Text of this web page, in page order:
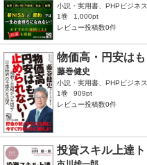
小説・実用書、PHPビジネ
1巻
1,000pt
レビュー投稿数0件
物価高・円安は
藤巻健史
小説・実用書、PHPビジネ
1巻
909pt
レビュー投稿数0件
投資スキル上達